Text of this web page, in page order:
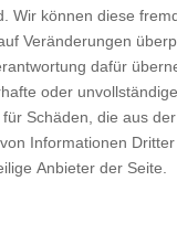
Wir können diese
Veränderungen
dafür
oder
Schäden, die aus
Informationen
Anbieter der Seite.